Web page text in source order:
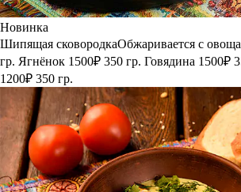
Новинка
Шипящая сковородкаОбжаривается с
гр. Ягнёнок 1500₽ 350 гр. Говядина 1500₽
1200₽ 350 гр.